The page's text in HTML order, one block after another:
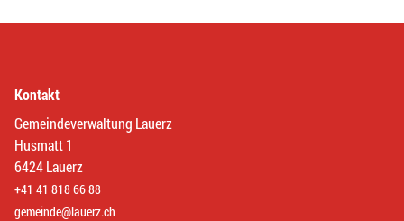
Kontakt
Gemeindeverwaltung Lauerz
Husmatt 1
6424 Lauerz
+41 41 818 66 88
gemeinde@lauerz.ch